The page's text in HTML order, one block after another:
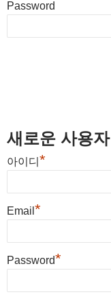
Password
새로운 사용
아이디 *
Email *
Password*